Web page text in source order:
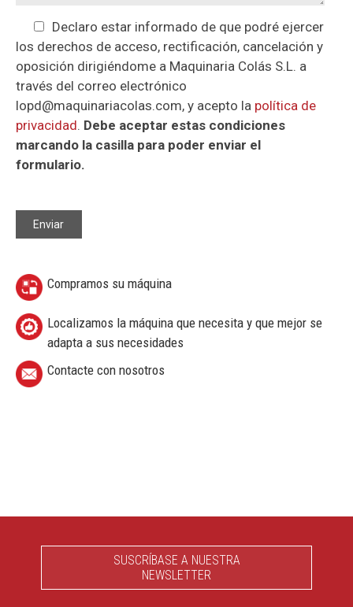
Declaro estar informado de que podré ejercer
los derechos de acceso, rectificación, cancelación y
oposición dirigiéndome a Maquinaria Colás S.L. a
través del correo electrónico
lopd@maquinariacolas.com, y acepto la política de
privacidad. Debe aceptar estas condiciones
marcando la casilla para poder enviar el
formulario.
Compramos su máquina
Localizamos la máquina que necesita y que mejor se
adapta a sus necesidades
Contacte con nosotros
SUSCRÍBASE A NUESTRA
NEWSLETTER